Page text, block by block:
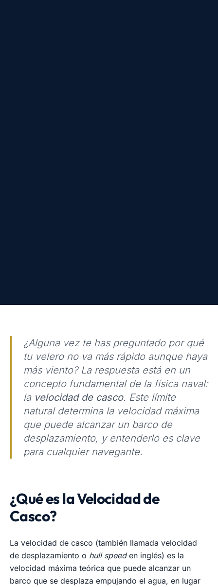
¿Alguna vez te has preguntado por qué
tu velero no va más rápido aunque haya
más viento? La respuesta está en un
concepto fundamental de la física naval:
la velocidad de casco. Este límite
natural determina la velocidad máxima
que puede alcanzar un barco de
desplazamiento, y entenderlo es clave
para cualquier navegante.
¿Qué es la Velocidad de
Casco?
La velocidad de casco (también llamada velocidad
de desplazamiento o hull speeden inglés) es la
velocidad máxima teórica que puede alcanzar un
barco que se desplaza empujando el agua, en lugar